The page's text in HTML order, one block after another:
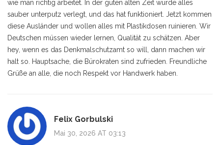
wie man richtig arbeitet. In der guten alten Zeit wurde alles
sauber unterputz verlegt, und das hat funktioniert. Jetzt kommen
diese Ausländer und wollen alles mit Plastikdosen ruinieren. Wir
Deutschen müssen wieder lernen, Qualität zu schätzen. Aber
hey, wenn es das Denkmalschutzamt so will, dann machen wir
halt so. Hauptsache, die Bürokraten sind zufrieden. Freundliche
Grüße an alle, die noch Respekt vor Handwerk haben.
Felix Gorbulski
Mai 30, 2026 AT 03:13